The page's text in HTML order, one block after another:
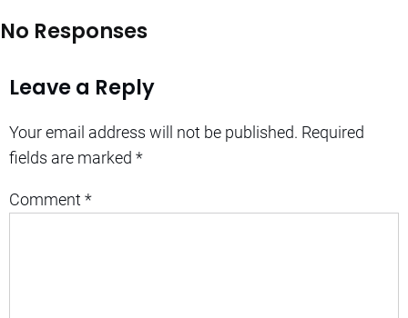
No Responses
Leave a Reply
Your email address will not be published. Required
fields are marked *
Comment *